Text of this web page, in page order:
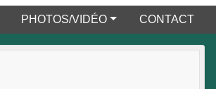
PHOTOS/VIDÉO CONTACT